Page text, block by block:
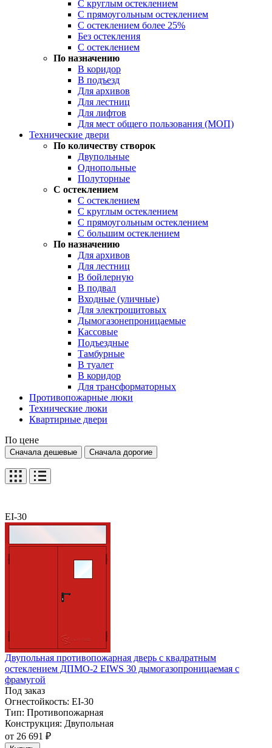
С круглым остеклением
С прямоугольным остеклением
С остеклением более 25%
Без остекления
С остеклением
По назначению
В коридор
В подъезд
Для архивов
Для лестниц
Для лифтов
Для мест общего пользования (МОП)
Технические двери
По количеству створок
Двупольные
Однопольные
Полуторные
С остеклением
С остеклением
С круглым остеклением
С прямоугольным остеклением
С большим остеклением
По назначению
Для архивов
Для лестниц
В бойлерную
В подвал
Входные (уличные)
Для электрощитовых
Дымогазонепроницаемые
Кассовые
Подъездные
Тамбурные
В туалет
В коридор
Для трансформаторных
Противопожарные люки
Технические люки
Квартирные двери
По цене
Сначала дешевые Сначала дорогие
EI-30
Двупольная противопожарная дверь с квадратным
остеклением ДПМО-2 EIWS 30 дымогазопроницаемая с
фрамугой
Под заказ
Огнестойкость: EI-30
Тип: Противопожарная
Конструкция: Двупольная
от 26 691 ₽